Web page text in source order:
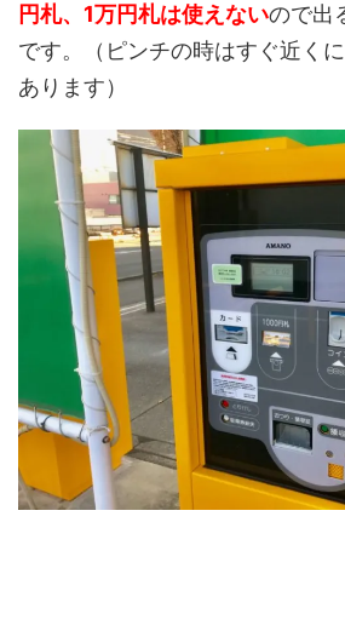
円札、1万円札は使えないので出
です。（ピンチの時はすぐ近く
あります）